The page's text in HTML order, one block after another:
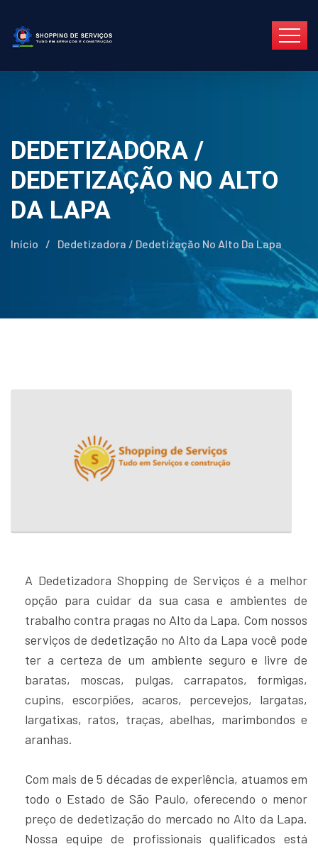
DEDETIZADORA /
DEDETIZAÇÃO NO ALTO
DA LAPA
Início / Dedetizadora / Dedetização No Alto Da Lapa
A Dedetizadora Shopping de Serviços é a melhor
opção para cuidar da sua casa e ambientes de
trabalho contra pragas no Alto da Lapa. Com nossos
serviços de dedetização no Alto da Lapa você pode
ter a certeza de um ambiente seguro e livre de
baratas, moscas, pulgas, carrapatos, formigas,
cupins, escorpiões, acaros, percevejos, largatas,
largatixas, ratos, traças, abelhas, marimbondos e
aranhas.
Com mais de 5 décadas de experiência, atuamos em
todo o Estado de São Paulo, oferecendo o menor
preço de dedetização do mercado no Alto da Lapa.
Nossa equipe de profissionais qualificados está